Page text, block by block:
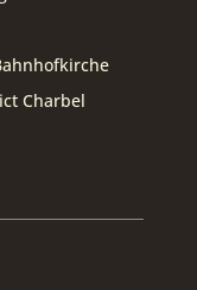
Charbel